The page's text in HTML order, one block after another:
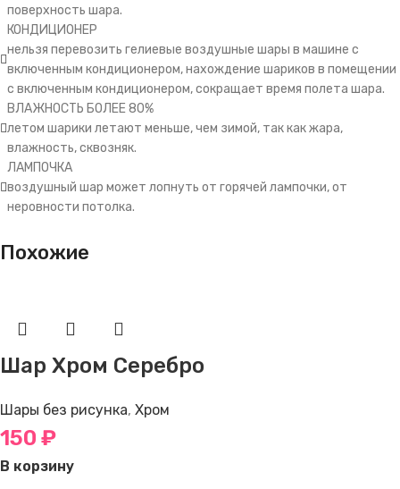
поверхность шара.
КОНДИЦИОНЕР
нельзя перевозить гелиевые воздушные шары в машине с
включенным кондиционером, нахождение шариков в помещении
с включенным кондиционером, сокращает время полета шара.
ВЛАЖНОСТЬ БОЛЕЕ 80%
летом шарики летают меньше, чем зимой, так как жара,
влажность, сквозняк.
ЛАМПОЧКА
воздушный шар может лопнуть от горячей лампочки, от
неровности потолка.
Похожие
Шар Хром Серебро
Шары без рисунка, Хром
150 ₽
В корзину